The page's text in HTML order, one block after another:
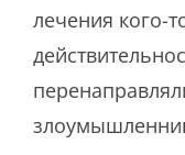
лечения кого-